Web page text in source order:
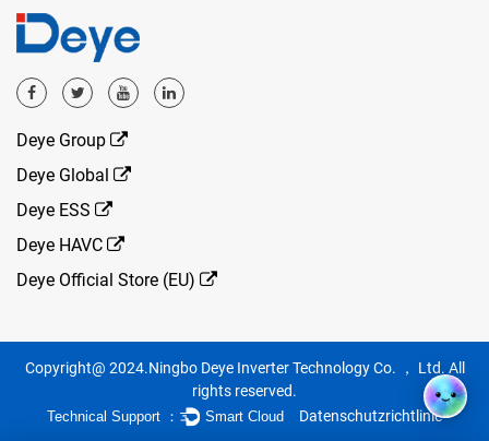
Deye Group
Deye Global
Deye ESS
Deye HAVC
Deye Official Store (EU)
Copyright@ 2024.Ningbo Deye Inverter Technology Co. ， Ltd. All
rights reserved.
Technical Support ： Smart Cloud Datenschutzrichtlinie